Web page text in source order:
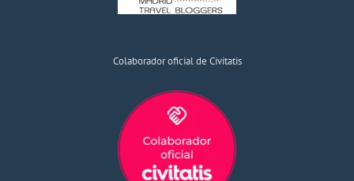
Colaborador oficial de Civitatis